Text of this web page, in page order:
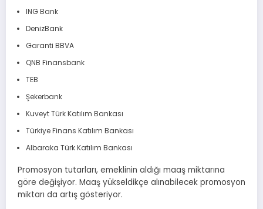
ING Bank
DenizBank
Garanti BBVA
QNB Finansbank
TEB
Şekerbank
Kuveyt Türk Katılım Bankası
Türkiye Finans Katılım Bankası
Albaraka Türk Katılım Bankası
Promosyon tutarları, emeklinin aldığı maaş miktarına
göre değişiyor. Maaş yükseldikçe alınabilecek promosyon
miktarı da artış gösteriyor.